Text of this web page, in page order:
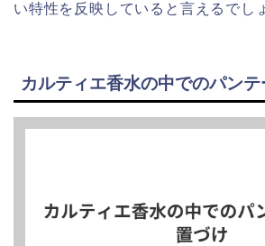
い特性を反映していると言えるでし
カルティエ香水の中でのパン